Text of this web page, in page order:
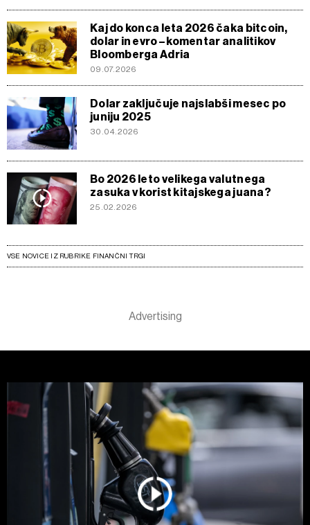
Kaj do konca leta 2026 čaka bitcoin,
dolar in evro – komentar analitikov
Bloomberga Adria
09.07.2026
Dolar zaključuje najslabši mesec po
juniju 2025
30.04.2026
Bo 2026 leto velikega valutnega
zasuka v korist kitajskega juana?
25.02.2026
VSE NOVICE IZ RUBRIKE FINANČNI TRGI